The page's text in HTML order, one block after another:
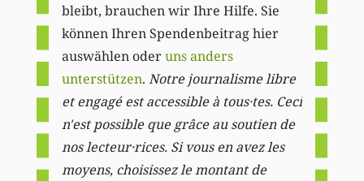
bleibt, brauchen wir Ihre Hilfe. Sie
können Ihren Spendenbeitrag hier
auswählen oderuns anders
unterstützen. Notre journalisme libre
et engagé est accessible à tous·tes. Ceci
n'est possible que grâce au soutien de
nos lecteur·rices. Si vous en avez les
moyens, choisissez le montant de